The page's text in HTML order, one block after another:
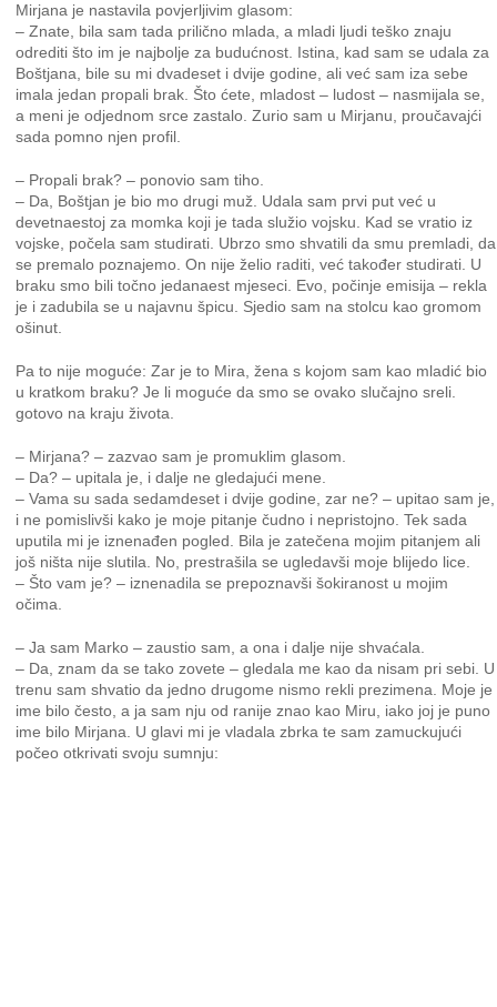
Mirjana je nastavila povjerljivim glasom:
– Znate, bila sam tada prilično mlada, a mladi ljudi teško znaju
odrediti što im je najbolje za budućnost. Istina, kad sam se udala za
Boštjana, bile su mi dvadeset i dvije godine, ali već sam iza sebe
imala jedan propali brak. Što ćete, mladost – ludost – nasmijala se,
a meni je odjednom srce zastalo. Zurio sam u Mirjanu, proučavajći
sada pomno njen profil.
– Propali brak? – ponovio sam tiho.
– Da, Boštjan je bio mo drugi muž. Udala sam prvi put već u
devetnaestoj za momka koji je tada služio vojsku. Kad se vratio iz
vojske, počela sam studirati. Ubrzo smo shvatili da smu premladi, da
se premalo poznajemo. On nije želio raditi, već također studirati. U
braku smo bili točno jedanaest mjeseci. Evo, počinje emisija – rekla
je i zadubila se u najavnu špicu. Sjedio sam na stolcu kao gromom
ošinut.
Pa to nije moguće: Zar je to Mira, žena s kojom sam kao mladić bio
u kratkom braku? Je li moguće da smo se ovako slučajno sreli.
gotovo na kraju života.
– Mirjana? – zazvao sam je promuklim glasom.
– Da? – upitala je, i dalje ne gledajući mene.
– Vama su sada sedamdeset i dvije godine, zar ne? – upitao sam je,
i ne pomislivši kako je moje pitanje čudno i nepristojno. Tek sada
uputila mi je iznenađen pogled. Bila je zatečena mojim pitanjem ali
još ništa nije slutila. No, prestrašila se ugledavši moje blijedo lice.
– Što vam je? – iznenadila se prepoznavši šokiranost u mojim
očima.
– Ja sam Marko – zaustio sam, a ona i dalje nije shvaćala.
– Da, znam da se tako zovete – gledala me kao da nisam pri sebi. U
trenu sam shvatio da jedno drugome nismo rekli prezimena. Moje je
ime bilo često, a ja sam nju od ranije znao kao Miru, iako joj je puno
ime bilo Mirjana. U glavi mi je vladala zbrka te sam zamuckujući
počeo otkrivati svoju sumnju: